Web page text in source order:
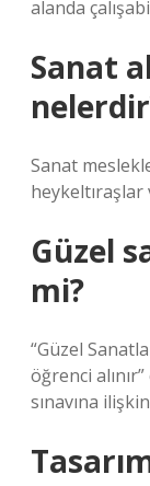
alanda
Sanat
Sanat
Güzel
mi?
“Güzel
öğrenci
sınavına